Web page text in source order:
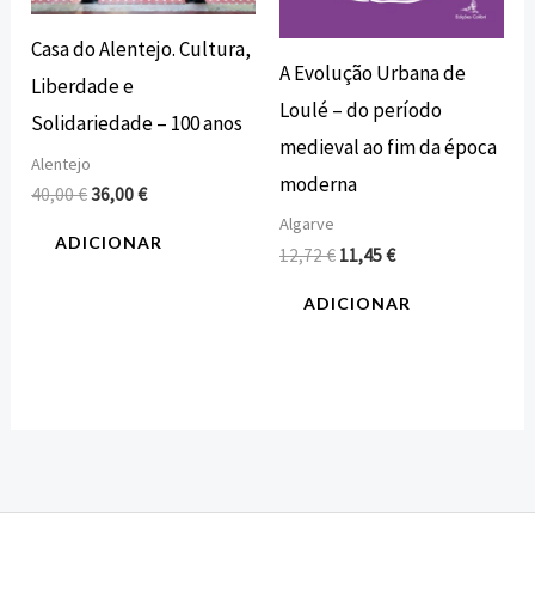
Casa do Alentejo. Cultura,
Liberdade e
Solidariedade – 100 anos
Alentejo
40,00€36,00€
ADICIONAR
A Evolução Urbana de
Loulé – do período
medieval ao fim da época
moderna
Algarve
12,72€ 11,45€
ADICIONAR